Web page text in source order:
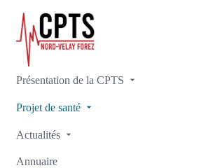
Présentation de la CPTS
Projet de santé
Actualités
Annuaire